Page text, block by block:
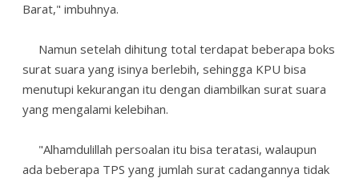
Barat," imbuhnya.
Namun setelah dihitung total terdapat beberapa boks
surat suara yang isinya berlebih, sehingga KPU bisa
menutupi kekurangan itu dengan diambilkan surat suara
yang mengalami kelebihan.
"Alhamdulillah persoalan itu bisa teratasi, walaupun
ada beberapa TPS yang jumlah surat cadangannya tidak